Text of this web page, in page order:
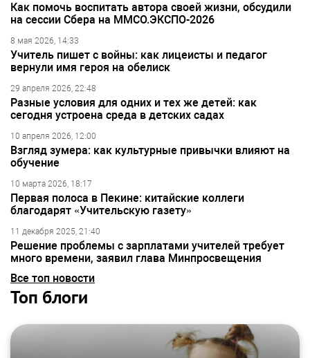
Как помочь воспитать автора своей жизни, обсудили
на сессии Сбера на ММСО.ЭКСПО-2026
8 мая 2026, 14:33
Учитель пишет с войны: как лицеисты и педагог
вернули имя героя на обелиск
29 апреля 2026, 22:48
Разные условия для одних и тех же детей: как
сегодня устроена среда в детских садах
10 апреля 2026, 12:00
Взгляд зумера: как культурные привычки влияют на
обучение
10 марта 2026, 18:17
Первая полоса в Пекине: китайские коллеги
благодарят «Учительскую газету»
11 декабря 2025, 21:40
Решение проблемы с зарплатами учителей требует
много времени, заявил глава Минпросвещения
Все топ новости
Топ блоги